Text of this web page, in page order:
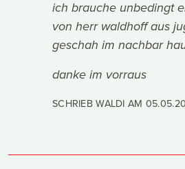
ich brauche unbedingt
von herr waldhoff aus
geschah im nachbar
danke im vorraus
SCHRIEB WALDI AM